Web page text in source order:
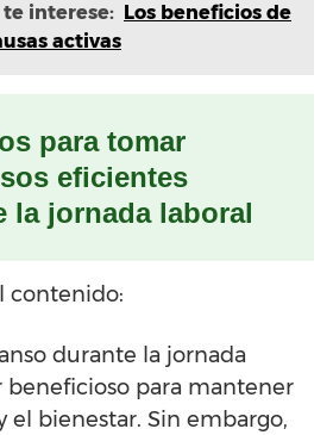
interese:
Los beneficios de
activas
para tomar
eficientes
la jornada laboral
contenido:
durante la jornada
beneficioso para mantener
el bienestar. Sin embargo,